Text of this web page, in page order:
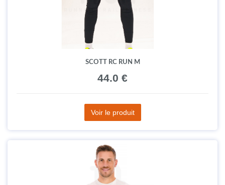
SCOTT RC RUN M
44.0 €
Voir le produit